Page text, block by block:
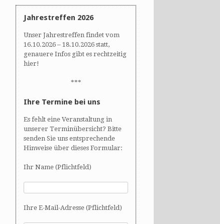
Jahrestreffen 2026
Unser Jahrestreffen findet vom
16.10.2026 – 18.10.2026 statt,
genauere Infos gibt es rechtzeitig
hier!
***
Ihre Termine bei uns
Es fehlt eine Veranstaltung in
unserer Terminübersicht? Bitte
senden Sie uns entsprechende
Hinweise über dieses Formular:
Ihr Name (Pflichtfeld)
Ihre E-Mail-Adresse (Pflichtfeld)